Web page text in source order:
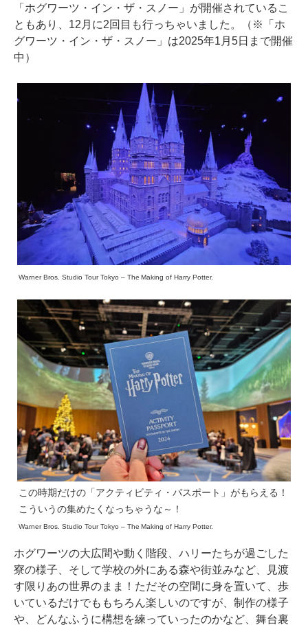
「ホグワーツ・イン・ザ・スノー」が開催されているこ
ともあり、12月に2回目も行っちゃいました。（※「ホ
グワーツ・イン・ザ・スノー」は2025年1月5日まで開催
中）
Warner Bros. Studio Tour Tokyo – The Making of Harry Potter.
この時期だけの「アクティビティ・パスポート」がもらえる！
こういうの集めたくなっちゃうな～！
Warner Bros. Studio Tour Tokyo – The Making of Harry Potter.
ホグワーツの大広間や動く階段、ハリーたちが過ごした
寮の様子、そして学校の外にある森や街並みなど、見渡
す限りあの世界のまま！ただその空間に身を置いて、歩
いているだけでももちろん楽しいのですが、制作の様子
や、どんなふうに構想を練っていったのかなど、舞台裏